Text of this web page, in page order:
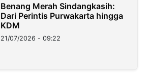
Benang Merah Sindangkasih:
Dari Perintis Purwakarta hingga
KDM
21/07/2026 - 09:22